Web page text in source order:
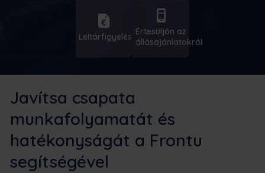
Leltárfigyelés Értesüljön az
állásajánlatokról
Javítsa csapata
munkafolyamatát és
hatékonyságát a Frontu
segítségével